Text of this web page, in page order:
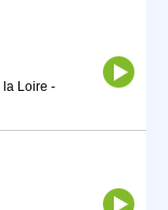
la Loire -